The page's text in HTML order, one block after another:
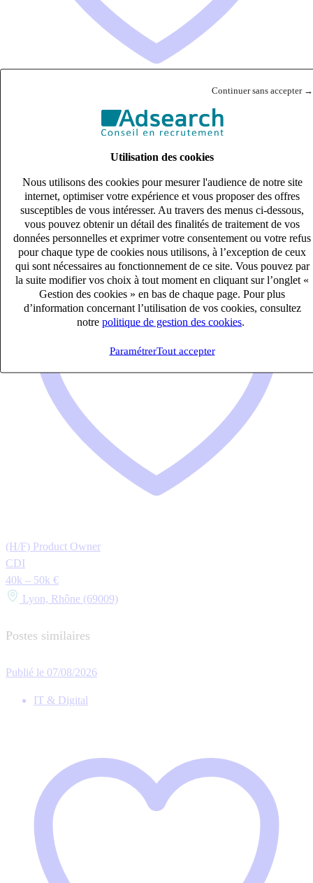
Continuer sans accepter →
Utilisation des cookies
Nous utilisons des cookies pour mesurer l'audience de notre site
internet, optimiser votre expérience et vous proposer des offres
susceptibles de vous intéresser. Au travers des menus ci-dessous,
vous pouvez obtenir un détail des finalités de traitement de vos
données personnelles et exprimer votre consentement ou votre refus
pour chaque type de cookies nous utilisons, à l’exception de ceux
qui sont nécessaires au fonctionnement de ce site. Vous pouvez par
la suite modifier vos choix à tout moment en cliquant sur l’onglet «
Gestion des cookies » en bas de chaque page. Pour plus
d’information concernant l’utilisation de vos cookies, consultez
notre politique de gestion des cookies
ParamétrerTout accepter
(H/F) Développeur Scala
Publié le 07/08/2026
IT & Digital
(H/F) Product Owner
CDI
40k – 50k €
Lyon, Rhône (69009)
Postes similaires
Publié le 07/08/2026
IT & Digital